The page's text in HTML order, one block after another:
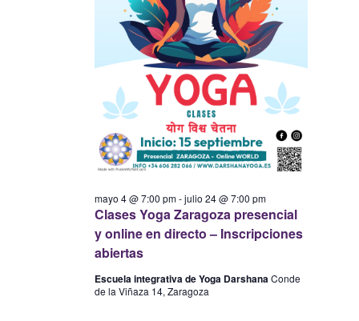
Clases Yoga Zaragoza presencial
y online en directo – Inscripciones
abiertas
mayo 4 @ 7:00 pm-julio 24 @ 7:00 pm
Escuela integrativa de Yoga DarshanaConde
de la Viñaza 14, Zaragoza